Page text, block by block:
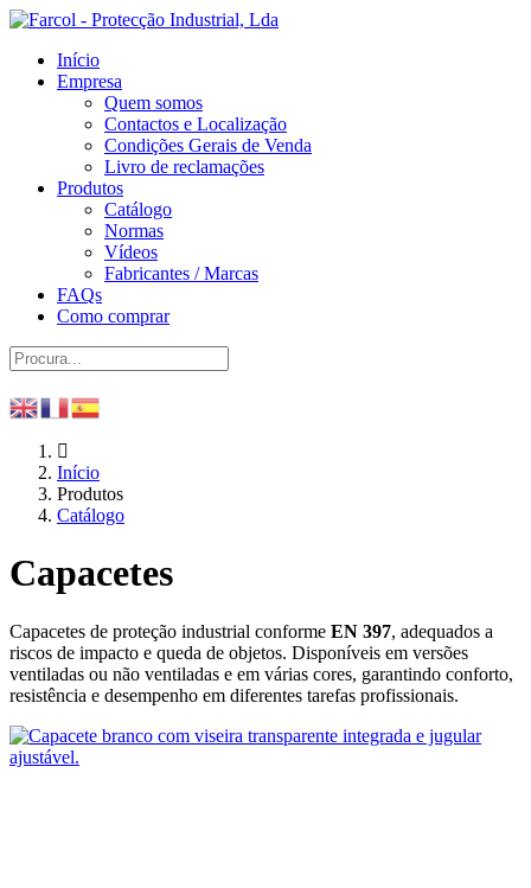
Início
Empresa
Quem somos
Contactos e Localização
Condições Gerais de Venda
Livro de reclamações
Produtos
Catálogo
Normas
Vídeos
Fabricantes / Marcas
FAQs
Como comprar
Início
Produtos
Catálogo
Capacetes
Capacetes de proteção industrial conforme EN 397, adequados a
riscos de impacto e queda de objetos. Disponíveis em versões
ventiladas ou não ventiladas e em várias cores, garantindo conforto,
resistência e desempenho em diferentes tarefas profissionais.